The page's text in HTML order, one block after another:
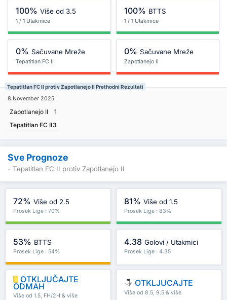
100% Više od 3.5
1 / 1 Utakmice
100% BTTS
1 / 1 Utakmice
0% Sačuvane Mreže
Tepatitlan FC II
0% Sačuvane Mreže
Zapotlanejo II
Tepatitlan FC II protiv Zapotlanejo II Prethodni Rezultati
8 November 2025
Zapotlanejo II
1
Tepatitlan FC II3
Sve Prognoze
- Tepatitlan FC II protiv Zapotlanejo II
72% Više od 2.5
Prosek Lige : 70%
81% Više od 1.5
Prosek Lige : 83%
53% BTTS
Prosek Lige : 54%
4.38 Golovi / Utakmici
Prosek Lige : 4.35
OTKLJUČAJTE
ODMAH
Više od 1.5, FH/2H & više
OTKLJUCAJTE
Više od 8.5, 9.5 & više